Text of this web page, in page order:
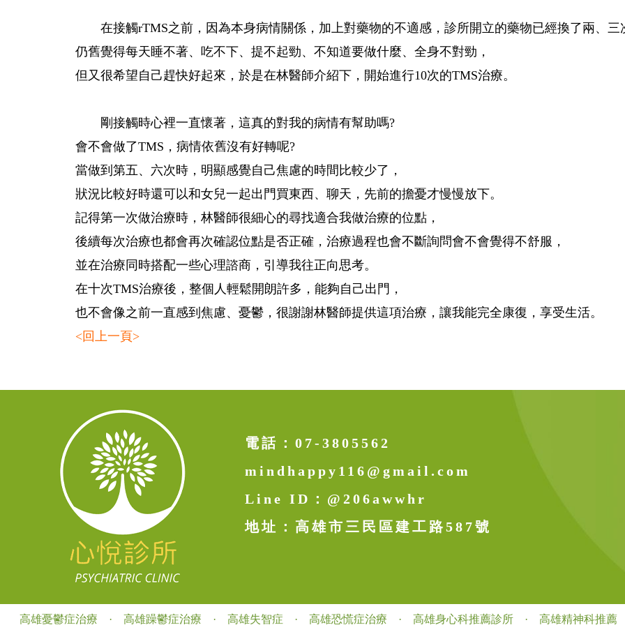
在接觸rTMS之前，因為本身病情關係，加上對藥物的不適感， 診所開立的藥物已經換了兩、三
仍舊覺得每天睡不著、吃不下、 提不起勁、不知道要做什麼、全身不對勁，
但又很希望自己趕快好起來，於是在林醫師介紹下， 開始進行10次的TMS治療。
剛接觸時心裡一直懷著， 這真的對我的病情有幫助嗎?
會不會做了TMS， 病情依舊沒有好轉呢?
當做到第五、六次時， 明顯感覺自己焦慮的時間比較少了，
狀況比較好時還可以和女兒一起出門買東西、聊天， 先前的擔憂才慢慢放下。
記得第一次做治療時， 林醫師很細心的尋找適合我做治療的位點，
後續每次治療也都會再次確認位點是否正確， 治療過程也會不斷詢問會不會覺得不舒服，
並在治療同時搭配一些心理諮商，引導我往正向思考。
在十次TMS治療後，整個人輕鬆開朗許多，能夠自己出門，
也不會像之前一直感到焦慮、憂鬱，很謝謝林醫師提供這項治療， 讓我能完全康復，享受生活。
<回上一頁>
電話： 07-3805562
mindhappy116@gmail.com
Line ID： @206awwhr
地址：高雄市三民區建工路587號
高雄憂鬱症治療 · 高雄躁鬱症治療 · 高雄失智症 · 高雄恐慌症治療 · 高雄身心科推薦診所· 高雄精神科推薦